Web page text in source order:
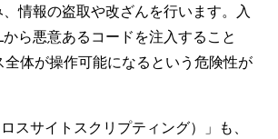
情報の盗取や改ざんを行います。入
ら悪意あるコードを注入すること
全体が操作可能になるという危険性が
スサイトスクリプティング）」も、